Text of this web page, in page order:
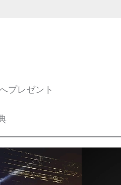
プレゼント